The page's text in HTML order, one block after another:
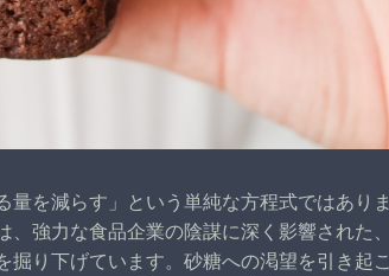
を減らす」という単純な方程式ではありま
強力な食品企業の陰謀に深く影響された、
り下げています。砂糖への渇望を引き起こ